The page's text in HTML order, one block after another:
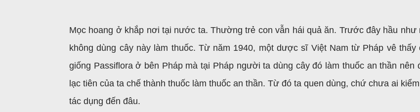
Mọc hoang ở khắp nơi tại nước ta. Thường trẻ con vẫn hái quả ăn. Trước đây hầu như
không dùng cây này làm thuốc. Từ năm 1940, một dược sĩ Việt Nam từ Pháp vê thấy
giống Passiflora ở bên Pháp mà tại Pháp người ta dùng cây đó làm thuốc an thần nên
lạc tiên của ta chế thành thuốc làm thuốc an thần. Từ đó ta quen dùng, chứ chưa ai
tác dụng đến đâu.